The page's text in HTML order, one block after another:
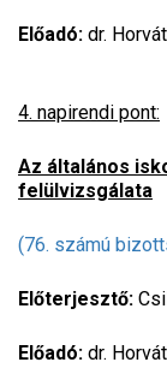
Előadó: dr.
4. napirendi pont:
Az általános
felülvizsgálata
(76. számú
Előterjesztő:
Előadó: dr.